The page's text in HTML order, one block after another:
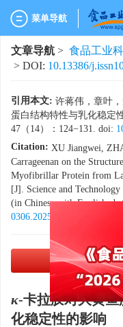
菜单导航
文章导航 > 食品工业
> DOI: 10.13386/
引用本文: 许蒋伟，章叶
蛋白结构特性与乳化稳定
47（14）：124−131. doi:
Citation: XU Jiangwei,
Carrageenan on the
Myofibrillar Protein from
[J]. Science and
(in Chinese with English
0306.2025070397
κ-卡拉胶对大黄
化稳定性的影响